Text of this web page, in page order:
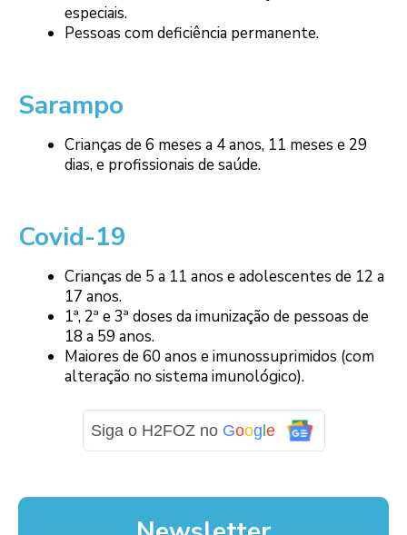
especiais.
Pessoas com deficiência permanente.
Sarampo
Crianças de 6 meses a 4 anos, 11 meses e 29
dias, e profissionais de saúde.
Covid-19
Crianças de 5 a 11 anos e adolescentes de 12 a
17 anos.
1ª, 2ª e 3ª doses da imunização de pessoas de
18 a 59 anos.
Maiores de 60 anos e imunossuprimidos (com
alteração no sistema imunológico).
Siga o H2FOZ no Goog e